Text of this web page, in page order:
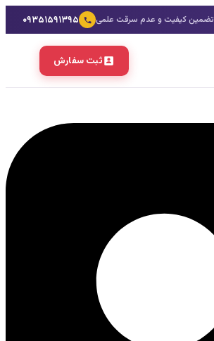
تضمین کیفیت و عدم سرقت علمی ۰۹۳۵۱۵۹۱۳۹۵
ثبت سفارش